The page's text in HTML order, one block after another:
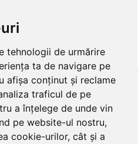
tehnologii de urmărire
ta de navigare pe
afișa conținut și reclame
traficul de pe
a înțelege de unde vin
pe website-ul nostru,
cookie-urilor, cât și a